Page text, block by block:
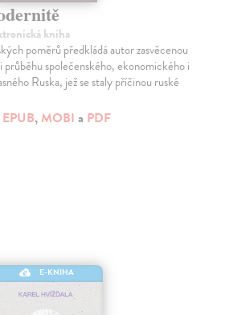
kniha
poměrů předkládá autor zasvěcenou
průběhu společenského, ekonomického i
Ruska, jež se staly příčinou ruské
EPUB, MOBI a PDF
E-KNIHA